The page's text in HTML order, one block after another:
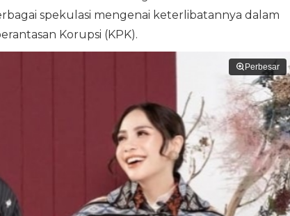
spekulasi mengenai keterlibatannya dalam
Korupsi (KPK).
Perbesar